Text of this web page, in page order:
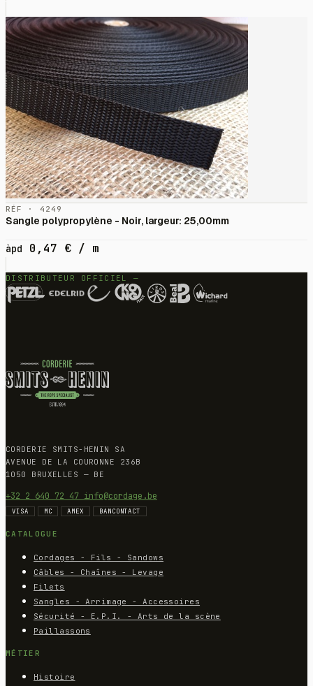
RÉF · 4249
Sangle polypropylène - Noir, largeur: 25,00mm
àpd 0,47 € / m
DISTRIBUTEUR OFFICIEL —
CORDERIE SMITS-HENIN SA
AVENUE DE LA COURONNE 236B
1050 BRUXELLES — BE
+32 2 640 72 47 info@cordage.be
VISA MC AMEX BANCONTACT
CATALOGUE
Cordages - Fils - Sandows
Câbles - Chaînes - Levage
Filets
Sangles - Arrimage - Accessoires
Sécurité - E.P.I. - Arts de la scène
Paillassons
MÉTIER
Histoire